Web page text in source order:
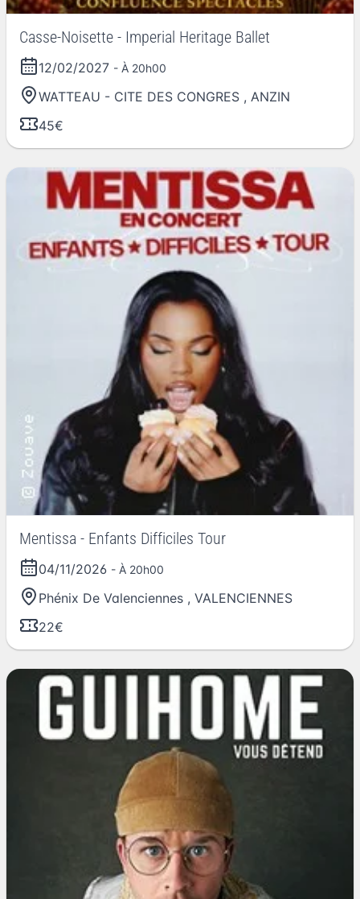
Casse-Noisette - Imperial Heritage Ballet
12/02/2027 - À 20h00
WATTEAU - CITE DES CONGRES , ANZIN
45€
Mentissa - Enfants Difficiles Tour
04/11/2026 - À 20h00
Phénix De Valenciennes , VALENCIENNES
22€